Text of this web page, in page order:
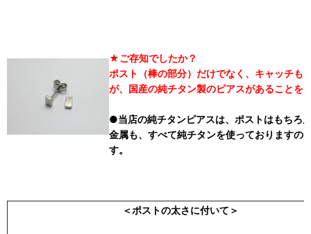
★ご存知でしたか？
ポスト（棒の部分）だけでなく、キャッチも
が、国産の純チタン製のピアスがあることを
●当店の純チタンピアスは、ポストはもちろ
金属も、すべて純チタンを使っておりますの
す。
＜ポストの太さに付いて＞